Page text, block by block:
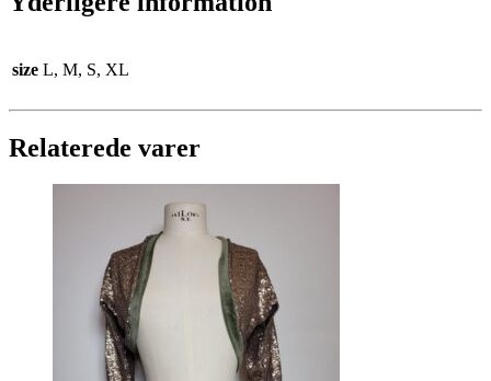
size L, M, S, XL
Relaterede varer